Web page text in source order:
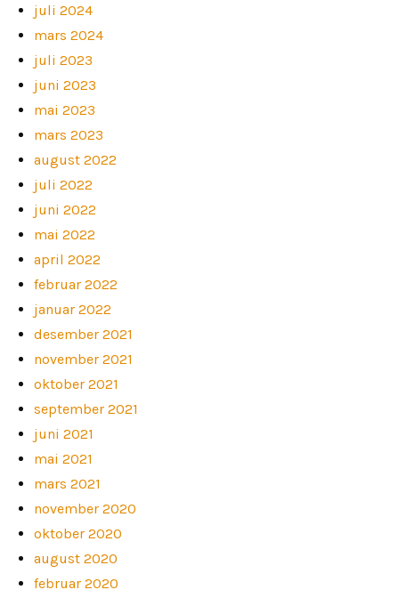
juli 2024
mars 2024
juli 2023
juni 2023
mai 2023
mars 2023
august 2022
juli 2022
juni 2022
mai 2022
april 2022
februar 2022
januar 2022
desember 2021
november 2021
oktober 2021
september 2021
juni 2021
mai 2021
mars 2021
november 2020
oktober 2020
august 2020
februar 2020